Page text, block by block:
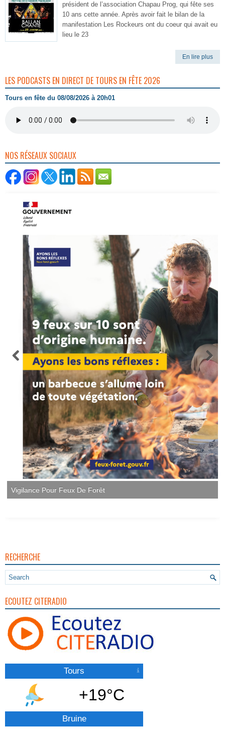
président de l’association Chapau Prog, qui fête ses
10 ans cette année. Après avoir fait le bilan de la
manifestation Les Rockeurs ont du coeur qui avait eu
lieu le 23
En lire plus
LES PODCASTS EN DIRECT DE TOURS EN FÊTE 2026
Tours en fête du 08/08/2026 à 20h01
NOS RÉSEAUX SOCIAUX
Vigilance Pour Feux De Forêt
RECHERCHE
ECOUTEZ CITERADIO
Tours
+19°C
Bruine